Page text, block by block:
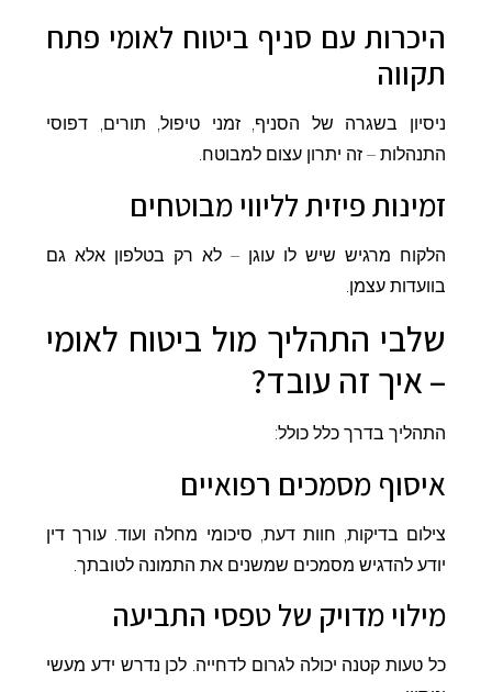
היכרות עם סניף ביטוח לאומי פתח
תקווה
ניסיון בשגרה של הסניף, זמני טיפול, תורים, דפוסי
התנהלות – זה יתרון עצום למבוטח.
זמינות פיזית לליווי מבוטחים
הלקוח מרגיש שיש לו עוגן – לא רק בטלפון אלא גם
בוועדות עצמן.
שלבי התהליך מול ביטוח לאומי
– איך זה עובד?
התהליך בדרך כלל כולל:
איסוף מסמכים רפואיים
צילום בדיקות, חוות דעת, סיכומי מחלה ועוד. עורך דין
יודע להדגיש מסמכים שמשנים את התמונה לטובתך.
מילוי מדויק של טפסי התביעה
כל טעות קטנה יכולה לגרום לדחייה. לכן נדרש ידע מעשי